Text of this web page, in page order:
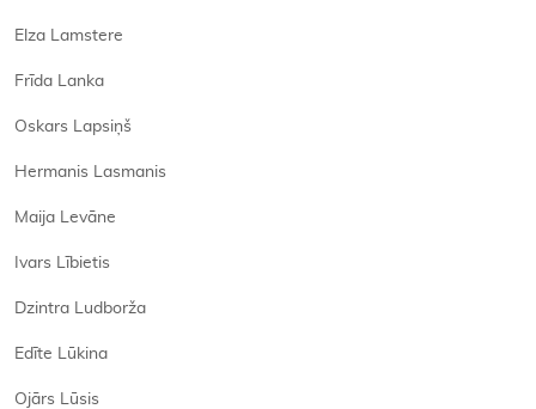
Elza Lamstere
Frīda Lanka
Oskars Lapsiņš
Hermanis Lasmanis
Maija Levāne
Ivars Lībietis
Dzintra Ludborža
Edīte Lūkina
Ojārs Lūsis